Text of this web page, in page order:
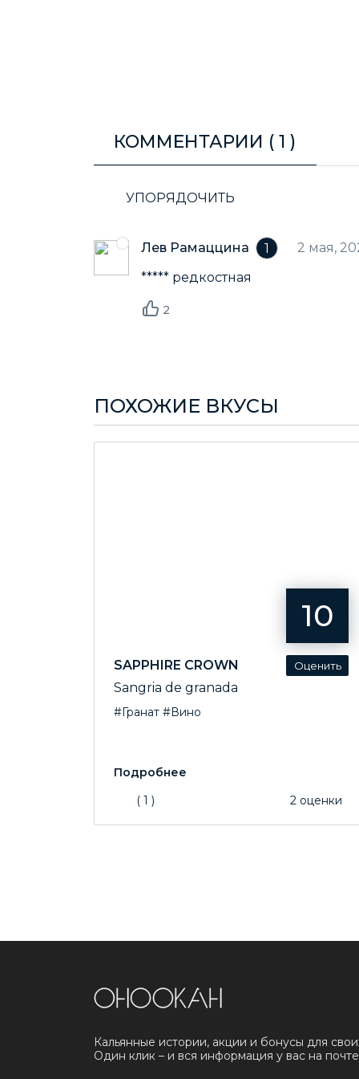
КОММЕНТАРИИ (1 )
УПОРЯДОЧИТЬ
Лев Рамаццина 1
2 мая,
***** редкостная
2
ПОХОЖИЕ ВКУСЫ
10
SAPPHIRE CROWN
Sangria de granada
#Гранат #Вино
( 1 ) 2 оценки
Кальянные истории, акции и бонусы для
Один клик – и вся информация у вас на